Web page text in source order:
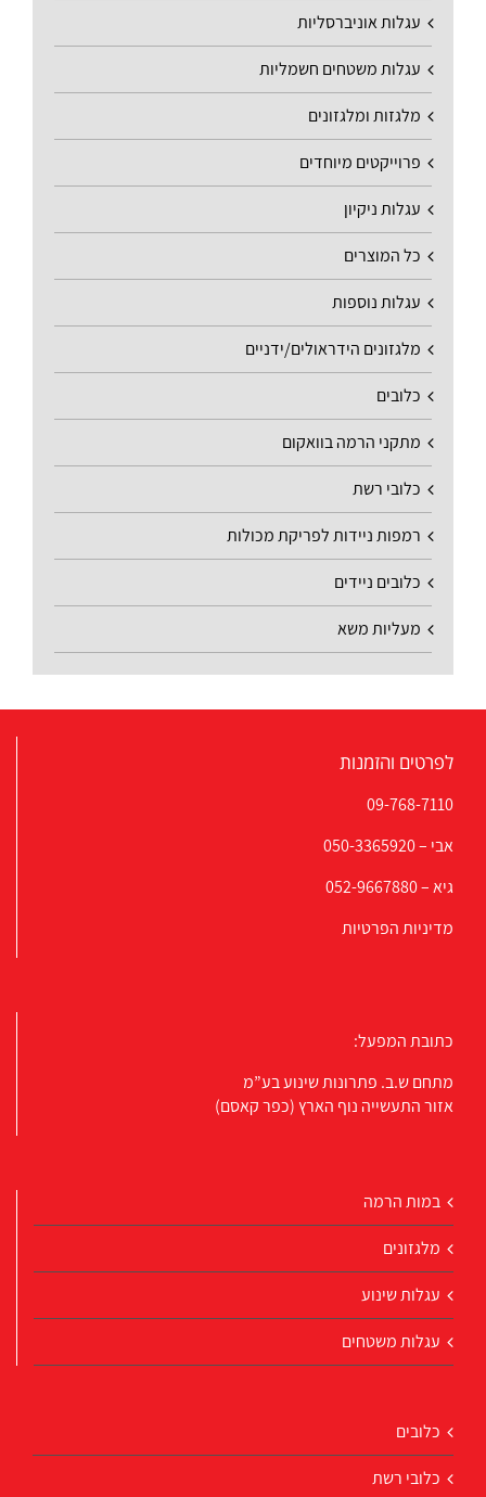
עגלות אוניברסליות
עגלות משטחים חשמליות
מלגזות ומלגזונים
פרוייקטים מיוחדים
עגלות ניקיון
כל המוצרים
עגלות נוספות
מלגזונים הידראולים/ידניים
כלובים
מתקני הרמה בוואקום
כלובי רשת
רמפות ניידות לפריקת מכולות
כלובים ניידים
מעליות משא
לפרטים והזמנות
09-768-7110
אבי –050-3365920
גיא –052-9667880
מדיניות הפרטיות
כתובת המפעל:
מתחם ש.ב. פתרונות שינוע בע”מ
אזור התעשייה נוף הארץ (כפר קאסם)
במות הרמה
מלגזונים
עגלות שינוע
עגלות משטחים
כלובים
כלובי רשת